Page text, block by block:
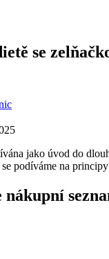
se
jako úvod do
podíváme na
nákupní